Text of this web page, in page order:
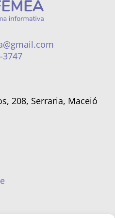
3747
208, Serraria, Maceió